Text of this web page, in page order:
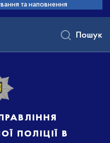
та наповнення
поліції в
Пошук